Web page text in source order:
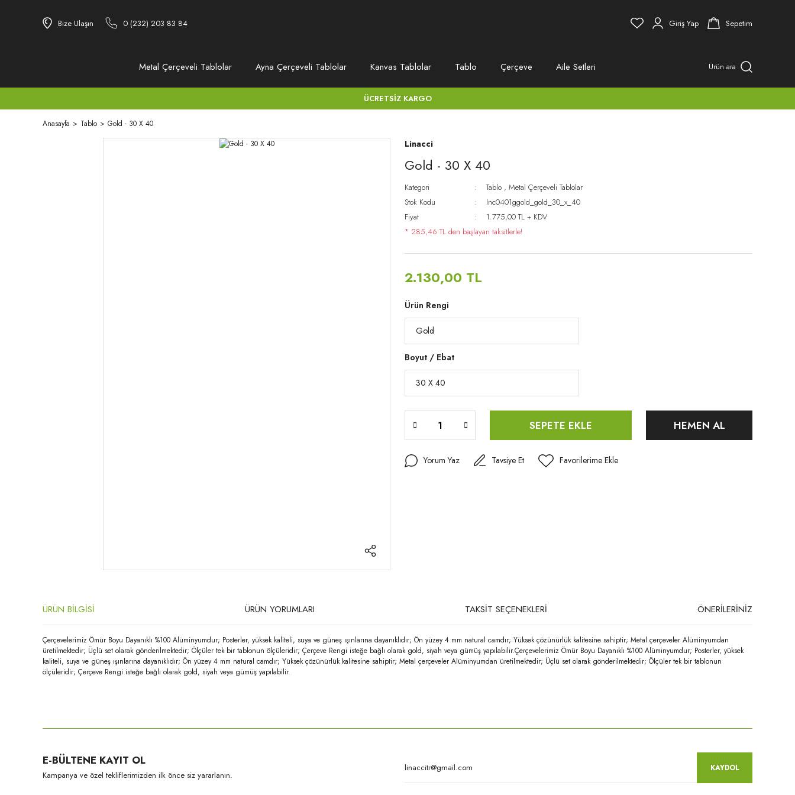
Bize Ulaşın 0 (232) 203 83 84 Giriş Yap Sepetim
Metal Çerçeveli Tablolar Ayna Çerçeveli Tablolar Kanvas Tablolar Tablo Çerçeve Aile Setleri Ürün ara
ÜCRETSİZ KARGO
Anasayfa Tablo Gold - 30 X 40
Linacci
Gold - 30 X 40
Kategori Tablo , Metal Çerçeveli Tablolar
Stok Kodu
lnc0401ggold_gold_30_x_40
Fiyat
1.775,00 TL + KDV
* 285,46 TL den başlayan taksitlerle!
2.130,00 TL
Ürün Rengi
Boyut / Ebat
SEPETE EKLE HEMEN AL
Yorum Yaz Tavsiye Et
ÜRÜN BİLGİSİ ÜRÜN YORUMLARI TAKSİT SEÇENEKLERİ ÖNERİLERİNİZ
Çerçevelerimiz Ömür Boyu Dayanıklı %100 Alüminyumdur; Posterler, yüksek kaliteli, suya ve güneş ışınlarına dayanıklıdır; Ön yüzey 4 mm natural camdır; Yüksek çözünürlük kalitesine sahiptir; Metal çerçeveler Alüminyumdan
üretilmektedir; Üçlü set olarak gönderilmektedir; Ölçüler tek bir tablonun ölçüleridir; Çerçeve Rengi isteğe bağlı olarak gold, siyah veya gümüş yapılabilir.Çerçevelerimiz Ömür Boyu Dayanıklı %100 Alüminyumdur; Posterler, yüksek
kaliteli, suya ve güneş ışınlarına dayanıklıdır; Ön yüzey 4 mm natural camdır; Yüksek çözünürlük kalitesine sahiptir; Metal çerçeveler Alüminyumdan üretilmektedir; Üçlü set olarak gönderilmektedir; Ölçüler tek bir tablonun
ölçüleridir; Çerçeve Rengi isteğe bağlı olarak gold, siyah veya gümüş yapılabilir.
Ürün açıklamasında eksik bilgiler bulunuyor.
Ürün bilgilerinde hatalar bulunuyor.
E-BÜLTENE KAYIT OL
Kampanya ve özel tekliflerimizden ilk önce siz yararlanın.
KAYDOL